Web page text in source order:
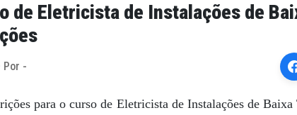
de Eletricista de Instalações de
Por -
para o curso de Eletricista de Instalações de Baixa